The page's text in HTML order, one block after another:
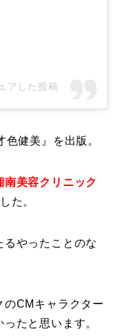
アした投稿
色健美』を出版。
南美容クリニック
た。
やったことのな
のCMキャラクター
たと思います。